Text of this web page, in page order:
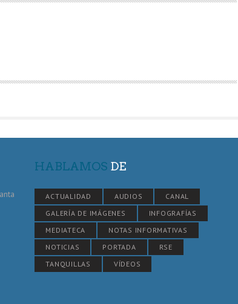
HABLAMOS DE
ACTUALIDAD AUDIOS
CANAL
GALERÍA DE IMÁGENES
INFOGRAFÍAS
MEDIATECA
NOTAS INFORMATIVAS
NOTICIAS
PORTADA
RSE
TANQUILLAS
VÍDEOS